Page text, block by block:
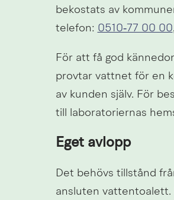
bekostats av
telefon: 0510‑77 00 00
För att få god
provtar vattnet för en
av kunden själv. För
till laboratoriernas
Eget avlopp
Det behövs tillstånd
ansluten vattentoalett.